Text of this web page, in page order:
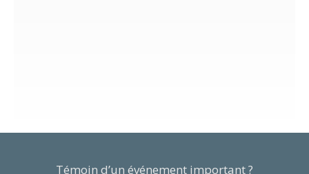
Témoin d’un événement important ?